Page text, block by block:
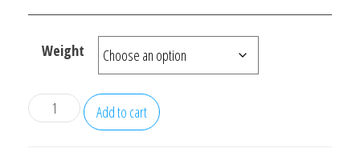
$265.00
through
$1,960.00
Weight
Buy
Bubble
Add to cart